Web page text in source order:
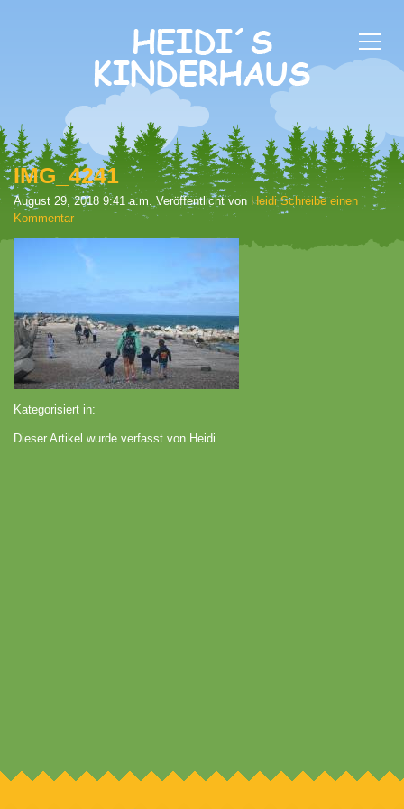
IMG_4241
August 29, 2018 9:41 a.m. Veröffentlicht von Heidi Schreibe einen
Kommentar
Kategorisiert in:
Dieser Artikel wurde verfasst von Heidi